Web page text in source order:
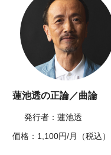
蓮池透の正論／曲論
発行者：蓮池透
価格：1,100円/月（税込）